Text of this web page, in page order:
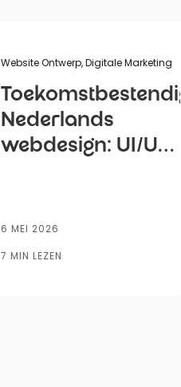
Website Ontwerp,Digitale Marketing
Toekomstbestendig
Nederlands
webdesign: UI/UX
6 MEI 2026
7 MIN LEZEN